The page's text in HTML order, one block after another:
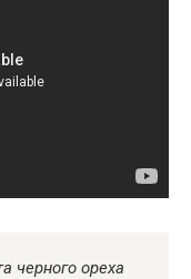
черного ореха